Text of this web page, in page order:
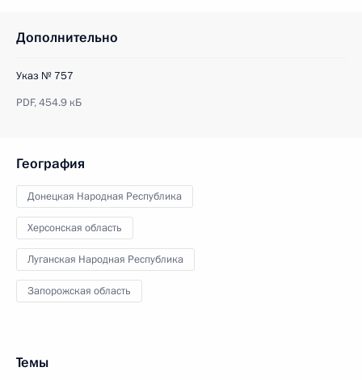
Дополнительно
Указ № 757
PDF,454.9 кБ
География
Донецкая Народная Республика
Херсонская область
Луганская Народная Республика
Запорожская область
Темы